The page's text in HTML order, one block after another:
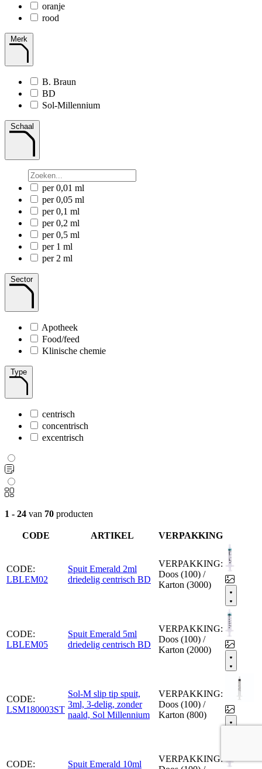
oranje
rood
Merk
B. Braun
BD
Sol-Millennium
Schaal
per 0,01 ml
per 0,05 ml
per 0,1 ml
per 0,2 ml
per 0,5 ml
per 1 ml
per 2 ml
Sector
Apotheek
Food/feed
Klinische chemie
Type
centrisch
concentrisch
excentrisch
1 - 24 van 70 producten
CODE ARTIKEL VERPAKKING
CODE:
LBLEM02
Spuit Emerald 2ml
driedelig centrisch BD
VERPAKKING:
Doos (100) /
Karton (3000)
CODE:
LBLEM05
Spuit Emerald 5ml
driedelig centrisch BD
VERPAKKING:
Doos (100) /
Karton (2000)
CODE:
LSM180003ST
Sol-M slip tip spuit,
3ml, 3-delig, zonder
naald, Sol Millennium
VERPAKKING:
Doos (100) /
Karton (800)
CODE: Spuit Emerald 10ml
VERPAKKING: